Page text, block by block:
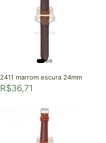
2411 marrom escura 24mm
R$36,71